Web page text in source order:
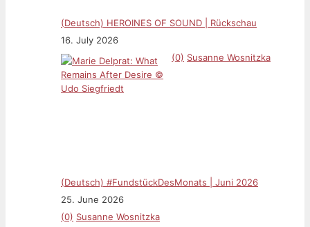
(Deutsch) HEROINES OF SOUND | Rückschau
16. July 2026
(0) Susanne Wosnitzka
(Deutsch) #FundstückDesMonats | Juni 2026
25. June 2026
(0) Susanne Wosnitzka